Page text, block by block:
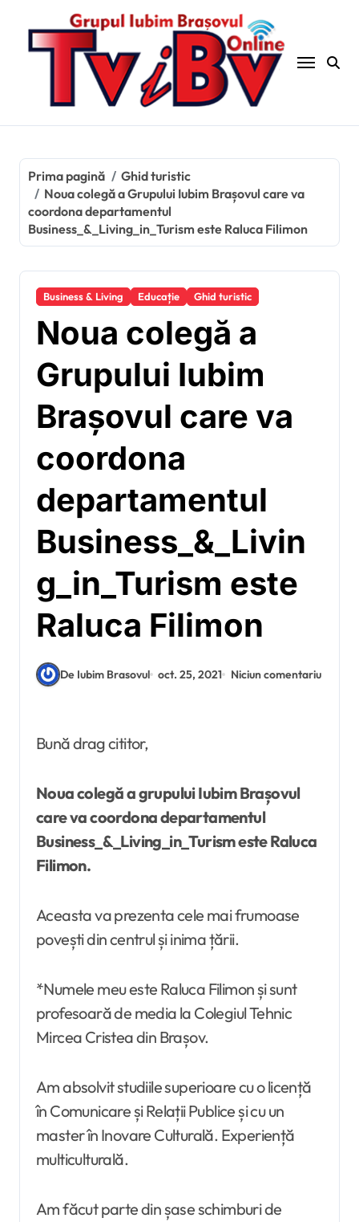
conținut
Prima pagină
Ghid turistic
Noua colegă a Grupului Iubim Brașovul care va
coordona departamentul
Business_&_Living_in_Turism este Raluca Filimon
Business & Living Educație Ghid turistic
Noua colegă a
Grupului Iubim
Brașovul care va
coordona
departamentul
Business_&_Livin
g_in_Turism este
Raluca Filimon
De Iubim Brasovul oct. 25, 2021 Niciun comentariu
Bună drag cititor,
Noua colegă a grupului Iubim Brașovul
care va coordona departamentul
Business_&_Living_in_Turism este Raluca
Filimon.
Aceasta va prezenta cele mai frumoase
povești din centrul și inima țării.
*Numele meu este Raluca Filimon și sunt
profesoară de media la Colegiul Tehnic
Mircea Cristea din Brașov.
Am absolvit studiile superioare cu o licență
în Comunicare și Relații Publice și cu un
master în Inovare Culturală. Experiență
multiculturală.
Am făcut parte din șase schimburi de